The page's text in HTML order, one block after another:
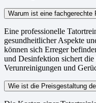
Warum ist eine fachgerechte
Eine professionelle
gesundheitlicher Aspekte
können sich Erreger
und Desinfektion sichert
Verunreinigungen und
Wie ist die Preisgestaltung